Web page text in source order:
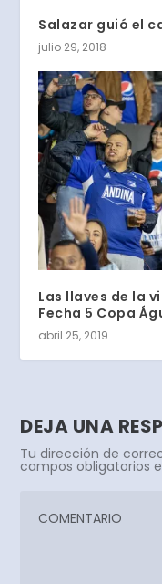
Salazar guió el
julio 29, 2018
Las llaves de la
Fecha 5 Copa
abril 25, 2019
DEJA UNA
Tu dirección de
campos obligatorios